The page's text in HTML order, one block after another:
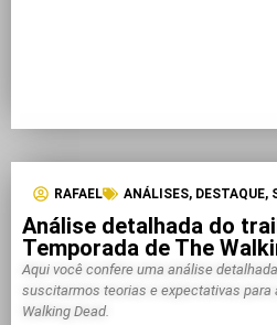
RAFAEL ANÁLISES, DESTAQUE,
Análise detalhada do
Temporada de The
Aqui você confere uma análise
suscitarmos teorias e expectativas para
Walking Dead.